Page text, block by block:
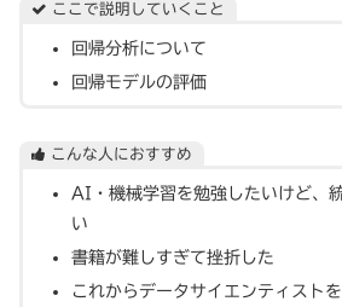
ここで説明していくこと
回帰分析について
回帰モデルの評価
こんな人におすすめ
AI・機械学習を勉強したいけど、
い
書籍が難しすぎて挫折した
これからデータサイエンティスト